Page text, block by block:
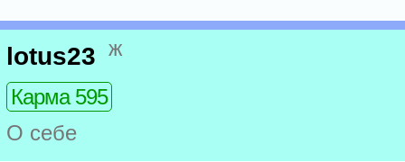
lotus23 ж
Карма 595
О себе